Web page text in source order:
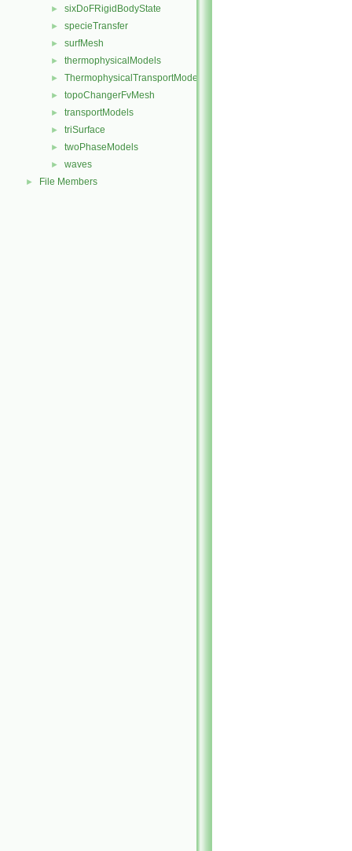
► sixDoFRigidBodyState
► specieTransfer
► surfMesh
► thermophysicalModels
► ThermophysicalTransportModels
► topoChangerFvMesh
► transportModels
► triSurface
► twoPhaseModels
► waves
► File Members